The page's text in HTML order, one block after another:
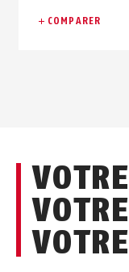
COMPARER